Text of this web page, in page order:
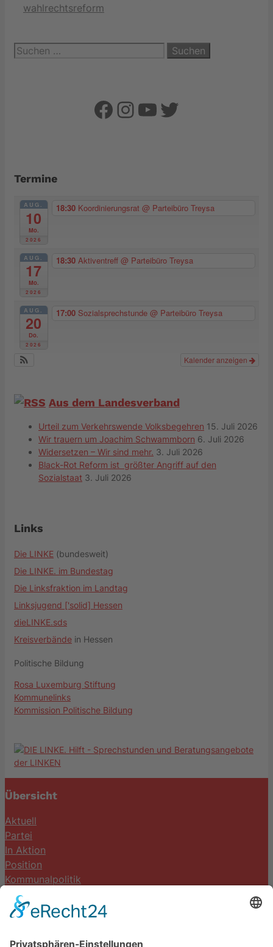
wahlrechtsreform
Suchen
nach:
Facebook
Instagram
YouTube
Twitter
Termine
AUG.
10
Mo.
2026
18:30 Koordinierungsrat @ Parteibüro Treysa
AUG.
17
Mo.
2026
18:30 Aktiventreff @ Parteibüro Treysa
AUG.
20
Do.
2026
17:00 Sozialsprechstunde @ Parteibüro Treysa
Kalender anzeigen
Aus dem Landesverband
Urteil zum Verkehrswende Volksbegehren 15. Juli 2026
Wir trauern um Joachim Schwammborn 6. Juli 2026
Widersetzen – Wir sind mehr. 3. Juli 2026
Black-Rot Reform ist größter Angriff auf den
Sozialstaat 3. Juli 2026
Links
Die LINKE (bundesweit)
Die LINKE. im Bundestag
Die Linksfraktion im Landtag
Linksjugend ['solid] Hessen
dieLINKE.sds
Kreisverbände in Hessen
Politische Bildung
Rosa Luxemburg Stiftung
Kommunelinks
Kommission Politische Bildung
Übersicht
Aktuell
Partei
In Aktion
Position
Kommunalpolitik
Termine